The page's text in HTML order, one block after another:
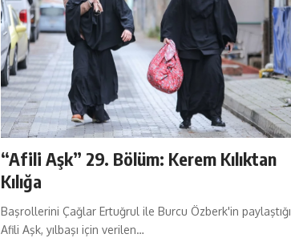
“Afili Aşk” 29. Bölüm: Kerem Kılıktan
Kılığa
Başrollerini Çağlar Ertuğrul ile Burcu Özberk'in paylaştığı
Afili Aşk, yılbaşı için verilen…